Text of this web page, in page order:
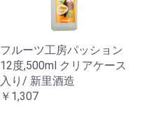
フルーツ工房パッション
12度,500ml クリアケース
入り/ 新里酒造
￥1,307